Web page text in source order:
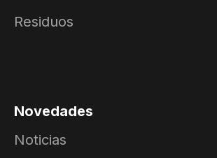
Residuos
Novedades
Noticias